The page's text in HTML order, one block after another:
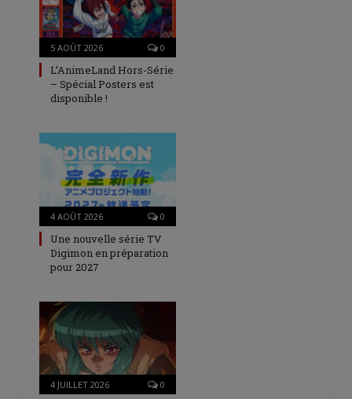
5 AOÛT 2026 0
L’AnimeLand Hors-Série
– Spécial Posters est
disponible !
4 AOÛT 2026 0
Une nouvelle série TV
Digimon en préparation
pour 2027
4 JUILLET 2026 0